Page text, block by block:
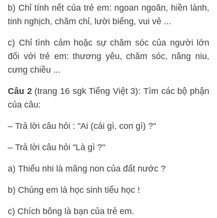
b) Chỉ tính nết của trẻ em: ngoan ngoãn, hiền lành,
tinh nghịch, chăm chỉ, lười biếng, vui vẻ ...
c) Chỉ tình cảm hoặc sự chăm sóc của người lớn
đối với trẻ em: thương yêu, chăm sóc, nâng niu,
cưng chiều ...
Câu 2(trang 16 sgk Tiếng Việt 3): Tìm các bộ phận
của câu:
– Trả lời câu hỏi : "Ai (cái gì, con gì) ?"
– Trả lời câu hỏi "Là gì ?"
a) Thiếu nhi là măng non của đất nước ?
b) Chúng em là học sinh tiểu học !
c) Chích bông là bạn của trẻ em.